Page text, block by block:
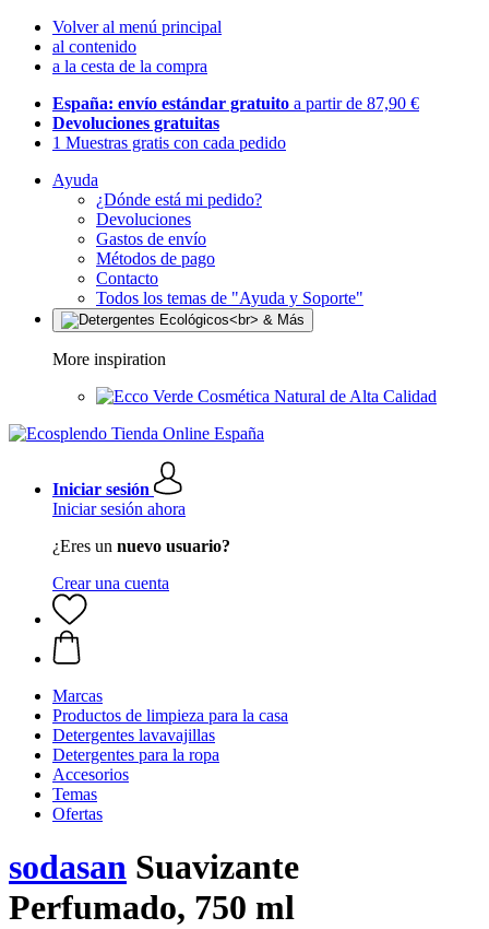
Volver al menú principal
al contenido
a la cesta de la compra
España: envío estándar gratuito a partir de 87,90 €
Devoluciones gratuitas
1 Muestras gratis con cada pedido
Ayuda
¿Dónde está mi pedido?
Devoluciones
Gastos de envío
Métodos de pago
Contacto
Todos los temas de "Ayuda y Soporte"
More inspiration
Cosmética Natural de Alta Calidad
Iniciar sesión
Iniciar sesión ahora
¿Eres un nuevo usuario?
Crear una cuenta
Marcas
Productos de limpieza para la casa
Detergentes lavavajillas
Detergentes para la ropa
Accesorios
Temas
Ofertas
sodasan Suavizante
Perfumado, 750 ml